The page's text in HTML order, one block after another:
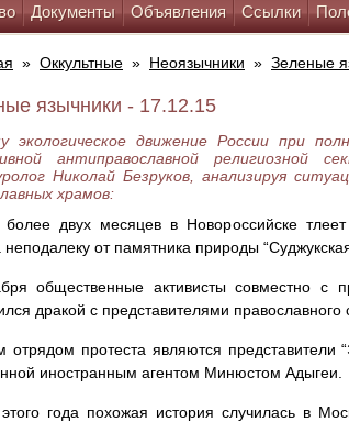
Документы Объявления Ссылки
» Оккультные » Неоязычники » Зеленые
язычники - 17.12.15
экологическое движение России при
антиправославной
Николай Безруков, анализируя
храмов:
двух месяцев в Новороссийске тлеет
от памятника природы “Суджукская
общественные активисты совместно с
дракой с представителями православного
отрядом протеста являются представители
иностранным агентом Минюстом Адыгеи.
года похожая история случилась в